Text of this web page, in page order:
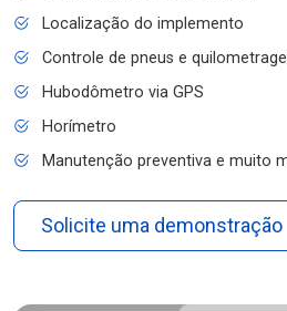
Localização do implemento
Controle de pneus e
Hubodômetro via GPS
Horímetro
Manutenção preventiva e muito
Solicite uma demonstração